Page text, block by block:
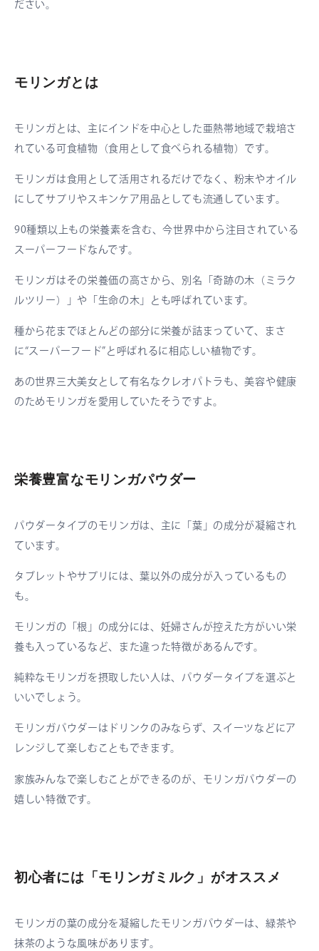
ださい。
モリンガとは
モリンガとは、主にインドを中心とした亜熱帯地域で栽培さ
れている可食植物（食用として食べられる植物）です。
モリンガは食用として活用されるだけでなく、粉末やオイル
にしてサプリやスキンケア用品としても流通しています。
90種類以上もの栄養素を含む、今世界中から注目されている
スーパーフードなんです。
モリンガはその栄養価の高さから、別名「奇跡の木（ミラク
ルツリー）」や「生命の木」とも呼ばれています。
種から花までほとんどの部分に栄養が詰まっていて、まさ
に“スーパーフード”と呼ばれるに相応しい植物です。
あの世界三大美女として有名なクレオパトラも、美容や健康
のためモリンガを愛用していたそうですよ。
栄養豊富なモリンガパウダー
パウダータイプのモリンガは、主に「葉」の成分が凝縮され
ています。
タブレットやサプリには、葉以外の成分が入っているもの
も。
モリンガの「根」の成分には、妊婦さんが控えた方がいい栄
養も入っているなど、また違った特徴があるんです。
純粋なモリンガを摂取したい人は、パウダータイプを選ぶと
いいでしょう。
モリンガパウダーはドリンクのみならず、スイーツなどにア
レンジして楽しむこともできます。
家族みんなで楽しむことができるのが、モリンガパウダーの
嬉しい特徴です。
初心者には「モリンガミルク」がオススメ
モリンガの葉の成分を凝縮したモリンガパウダーは、緑茶や
抹茶のような風味があります。